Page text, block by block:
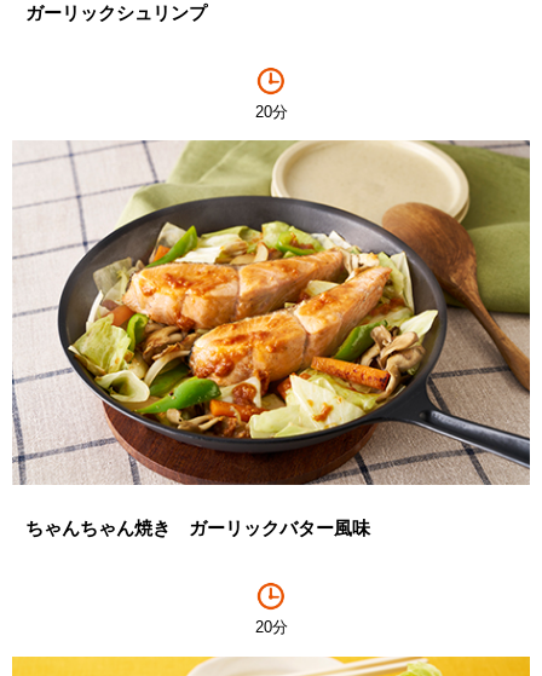
ガーリックシュリンプ
20分
ちゃんちゃん焼き ガーリックバター風味
20分